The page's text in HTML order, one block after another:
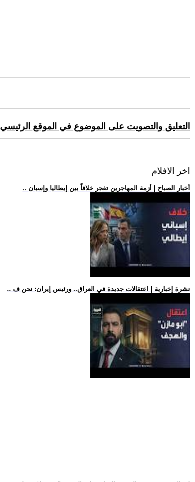
التعليق والتصويت على الموضوع في الموقع الرئيسي
اخر الافلام
.. أخبار الصباح | أزمة المهاجرين تفجر خلافاً بين إيطاليا وإسبان
.. نشرة إخبارية | اعتقالات جديدة في العراق.. ورئيس إيران: نحن ف